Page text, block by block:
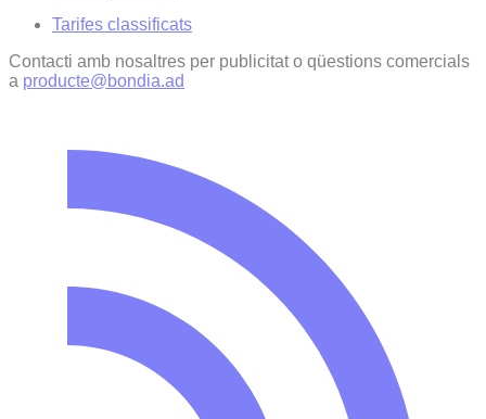
Tarifes classificats
Contacti amb nosaltres per publicitat o qüestions comercials
a producte@bondia.ad